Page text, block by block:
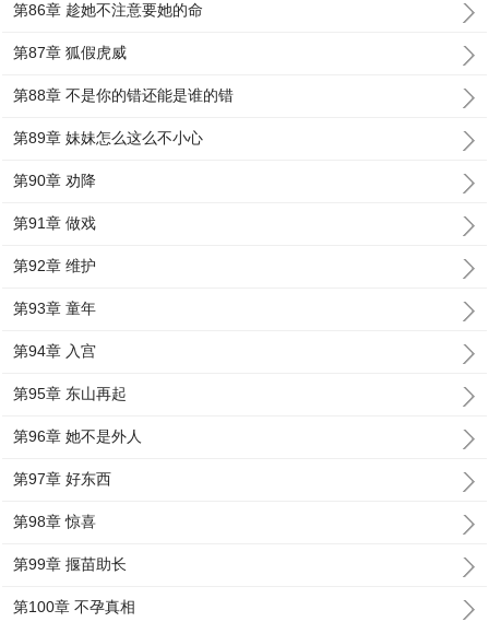
第86章 趁她不注意要她的命
第87章 狐假虎威
第88章 不是你的错还能是谁的错
第89章 妹妹怎么这么不小心
第90章 劝降
第91章 做戏
第92章 维护
第93章 童年
第94章 入宫
第95章 东山再起
第96章 她不是外人
第97章 好东西
第98章 惊喜
第99章 揠苗助长
第100章 不孕真相